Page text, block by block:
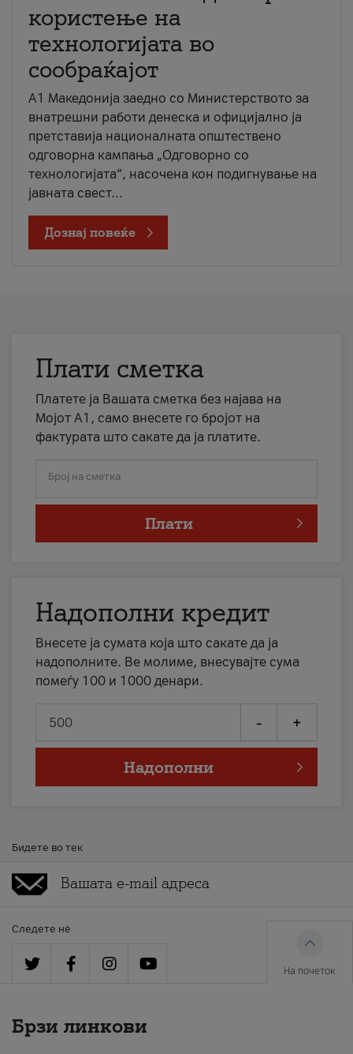
користење на
технологијата во
сообраќајот
A1 Македонија заедно со Министерството за
внатрешни работи денеска и официјално ја
претставија националната општествено
одговорна кампања „Одговорно со
технологијата“, насочена кон подигнување на
јавната свест...
Дознај повеќе
Плати сметка
Платете ја Вашата сметка без најава на
Мојот А1, само внесете го бројот на
фактурата што сакате да ја платите.
Број на сметка
Плати
Надополни кредит
Внесете ја сумата која што сакате да ја
надополните. Ве молиме, внесувајте сума
помеѓу 100 и 1000 денари.
- +
Надополни
Бидете во тек
Следете нè
На почеток
Брзи линкови